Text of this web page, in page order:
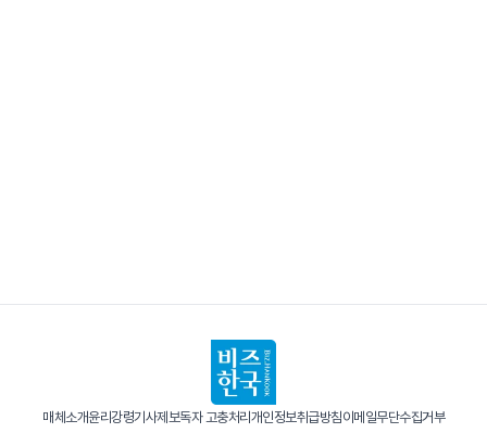
매체소개윤리강령기사제보독자 고충처리 개인정보취급방침이메일무단수집거부